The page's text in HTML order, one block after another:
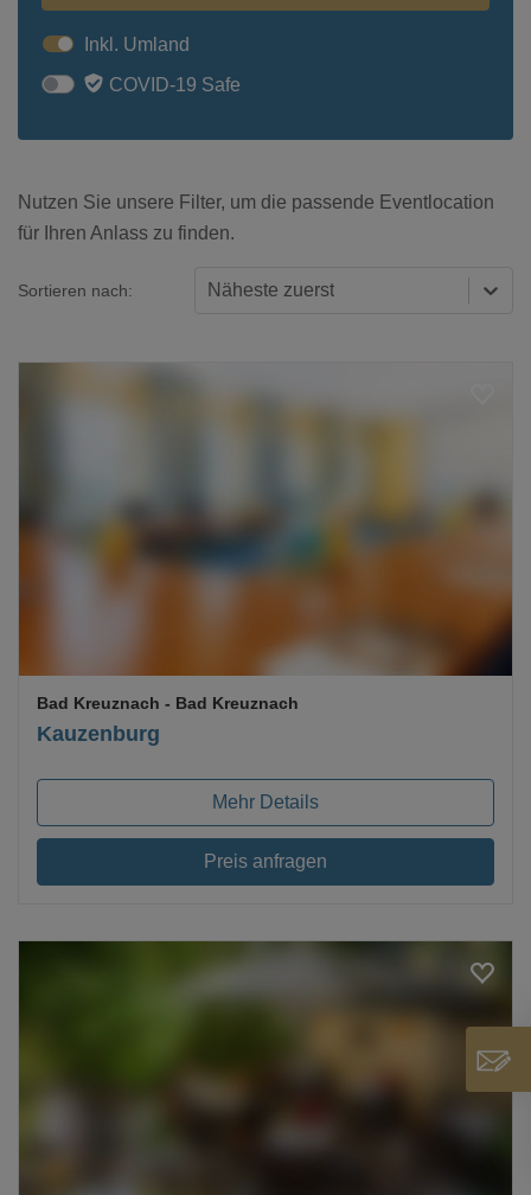
Inkl. Umland
COVID-19 Safe
Nutzen Sie unsere Filter, um die passende Eventlocation
für Ihren Anlass zu finden.
Sortieren nach: Näheste zuerst
Kauzenburg
Bad Kreuznach - Bad Kreuznach
Mehr Details
Preis anfragen